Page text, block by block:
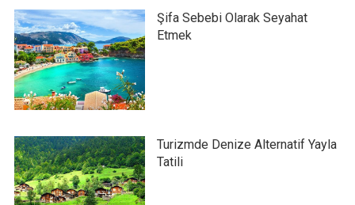
Şifa Sebebi Olarak Seyahat
Etmek
Turizmde Denize Alternatif Yayla
Tatili